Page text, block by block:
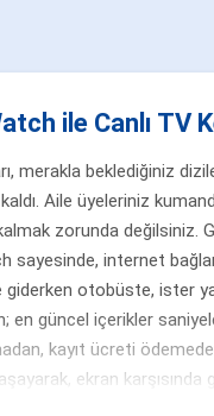
ile Canlı TV
merakla beklediğiniz
Aile üyeleriniz
zorunda değilsiniz.
sayesinde, internet
otobüste, ister
en güncel içerikler
kayıt ücreti
ekran karşısında